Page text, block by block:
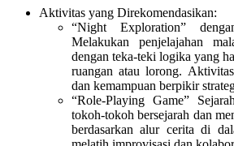
Aktivitas yang Direkomendasikan:
“Night Exploration”
Melakukan penjelajahan
dengan teka-teki logika yang
ruangan atau lorong.
dan kemampuan berpikir
“Role-Playing Game”
tokoh-tokoh bersejarah dan
berdasarkan alur cerita di